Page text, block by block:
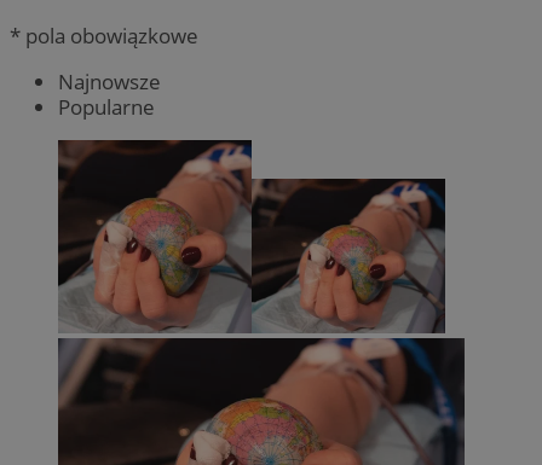
* pola obowiązkowe
Najnowsze
Popularne